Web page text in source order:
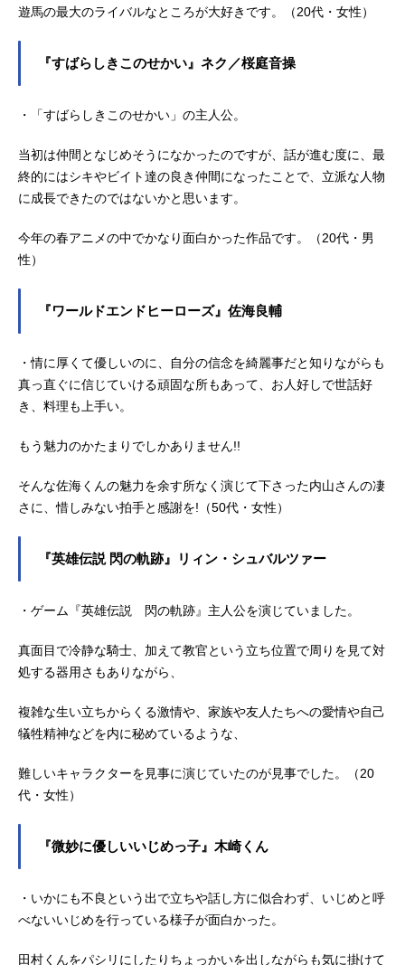
遊馬の最大のライバルなところが大好きです。（20代・女性）
『すばらしきこのせかい』ネク／桜庭音操
・「すばらしきこのせかい」の主人公。
当初は仲間となじめそうになかったのですが、話が進む度に、最
終的にはシキやビイト達の良き仲間になったことで、立派な人物
に成長できたのではないかと思います。
今年の春アニメの中でかなり面白かった作品です。（20代・男
性）
『ワールドエンドヒーローズ』佐海良輔
・情に厚くて優しいのに、自分の信念を綺麗事だと知りながらも
真っ直ぐに信じていける頑固な所もあって、お人好しで世話好
き、料理も上手い。
もう魅力のかたまりでしかありません!!
そんな佐海くんの魅力を余す所なく演じて下さった内山さんの凄
さに、惜しみない拍手と感謝を!（50代・女性）
『英雄伝説 閃の軌跡』リィン・シュバルツァー
・ゲーム『英雄伝説 閃の軌跡』主人公を演じていました。
真面目で冷静な騎士、加えて教官という立ち位置で周りを見て対
処する器用さもありながら、
複雑な生い立ちからくる激情や、家族や友人たちへの愛情や自己
犠牲精神などを内に秘めているような、
難しいキャラクターを見事に演じていたのが見事でした。（20
代・女性）
『微妙に優しいいじめっ子』木崎くん
・いかにも不良という出で立ちや話し方に似合わず、いじめと呼
べないいじめを行っている様子が面白かった。
田村くんをパシリにしたりちょっかいを出しながらも気に掛けて